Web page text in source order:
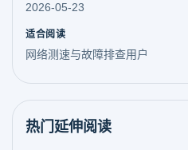
2026-05-23
适合阅读
网络测速与故障排查用户
热门延伸阅读